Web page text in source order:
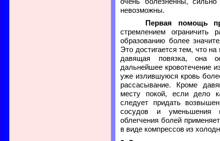
невозможны.
Первая помощь
стремлением ограничить
образованию более
Это достигается тем, что
давящая повязка, она
дальнейшее кровотечение
уже излившуюся кровь
рассасывание. Кроме
месту покой, если дело
следует придать
сосудов и уменьшения
облегчения болей
в виде компрессов из